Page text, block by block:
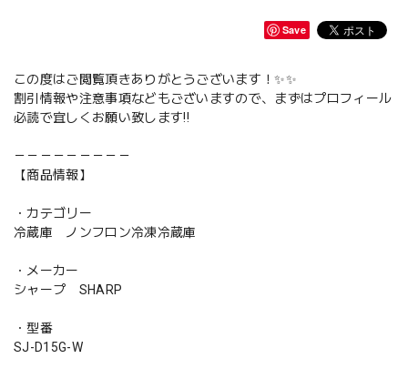
Save
この度はご閲覧頂きありがとうございます！✨✨
割引情報や注意事項などもございますので、まずはプロフィール
必読で宜しくお願い致します‼️
－－－－－－－－－
【商品情報】
・カテゴリー
冷蔵庫 ノンフロン冷凍冷蔵庫
・メーカー
シャープ SHARP
・型番
SJ-D15G-W